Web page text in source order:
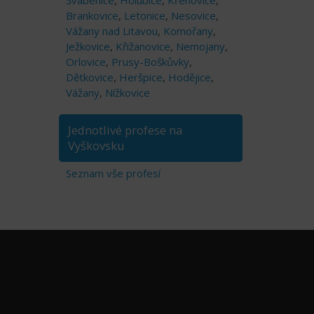
Brankovice, Letonice, Nesovice,
Vážany nad Litavou, Komořany,
Ježkovice, Křižanovice, Nemojany,
Orlovice, Prusy-Boškůvky,
Dětkovice, Heršpice, Hodějice,
Vážany, Nížkovice
Jednotlivé profese na
Vyškovsku
Seznam vše profesí